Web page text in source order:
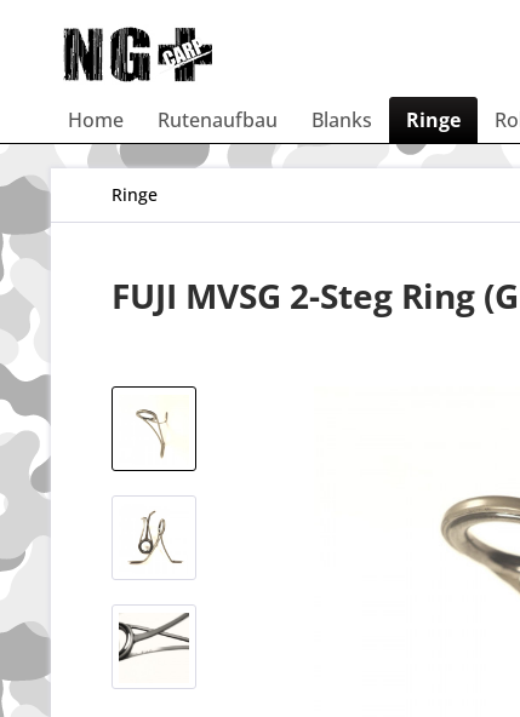
Home Rutenaufbau Blanks Ringe
Ringe
FUJI MVSG 2-Steg Ring